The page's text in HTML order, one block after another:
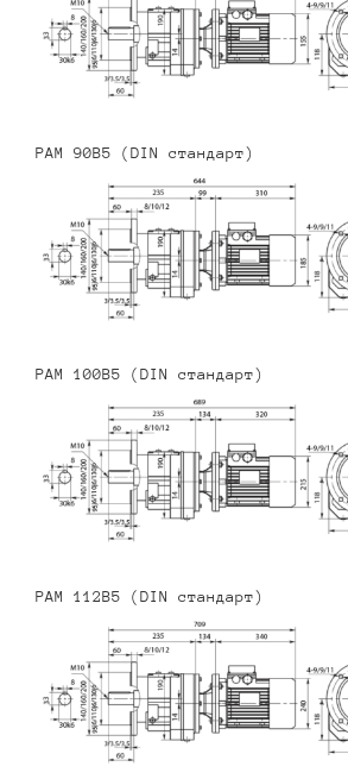
PAM 90B5 (DIN стандарт)
PAM 100B5 (DIN стандарт)
PAM 112B5 (DIN стандарт)